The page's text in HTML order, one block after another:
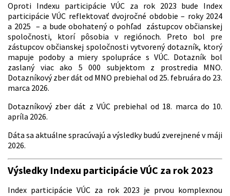
Oproti Indexu participácie VÚC za rok 2023 bude Index
participácie VÚC reflektovať dvojročné obdobie – roky 2024
a 2025 – a bude obohatený o pohľad zástupcov občianskej
spoločnosti, ktorí pôsobia v regiónoch. Preto bol pre
zástupcov občianskej spoločnosti vytvorený dotazník, ktorý
mapuje podoby a miery spolupráce s VÚC. Dotazník bol
zaslaný viac ako 5 000 subjektom z prostredia MNO.
Dotazníkový zber dát od MNO prebiehal od 25. februára do 23.
marca 2026.
Dotazníkový zber dát z VÚC prebiehal od 18. marca do 10.
apríla 2026.
Dáta sa aktuálne spracúvajú a výsledky budú zverejnené v máji
2026.
Výsledky Indexu participácie VÚC za rok 2023
Index participácie VÚC za rok 2023 je prvou komplexnou